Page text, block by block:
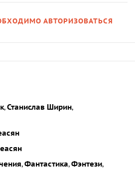
АВТОРИЗОВАТЬСЯ
,Станислав Ширин,
,Фантастика,Фэнтези,